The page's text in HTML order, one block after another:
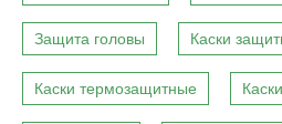
Защита головы Каски
Каски термозащитные